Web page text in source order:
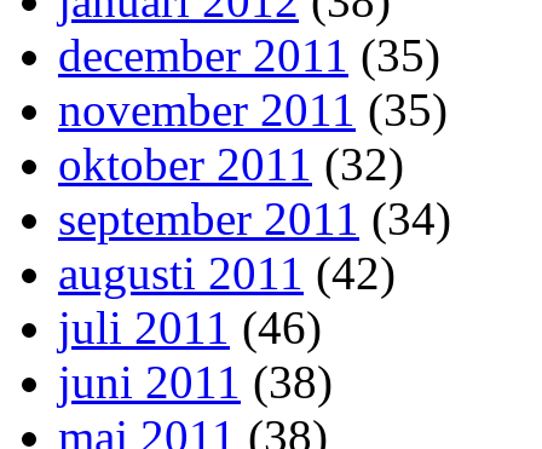
december 2011 (35)
november 2011 (35)
oktober 2011 (32)
september 2011 (34)
augusti 2011 (42)
juli 2011 (46)
juni 2011 (38)
maj 2011 (38)